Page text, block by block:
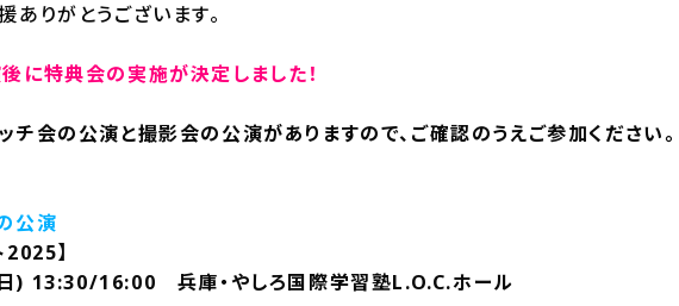
ありがとうございます。
に特典会の実施が決定しました！
チ会の公演と撮影会の公演がありますので、ご確認のうえご参加ください。
公演
】
13:30/16:00 兵庫・やしろ国際学習塾L.O.C.ホール